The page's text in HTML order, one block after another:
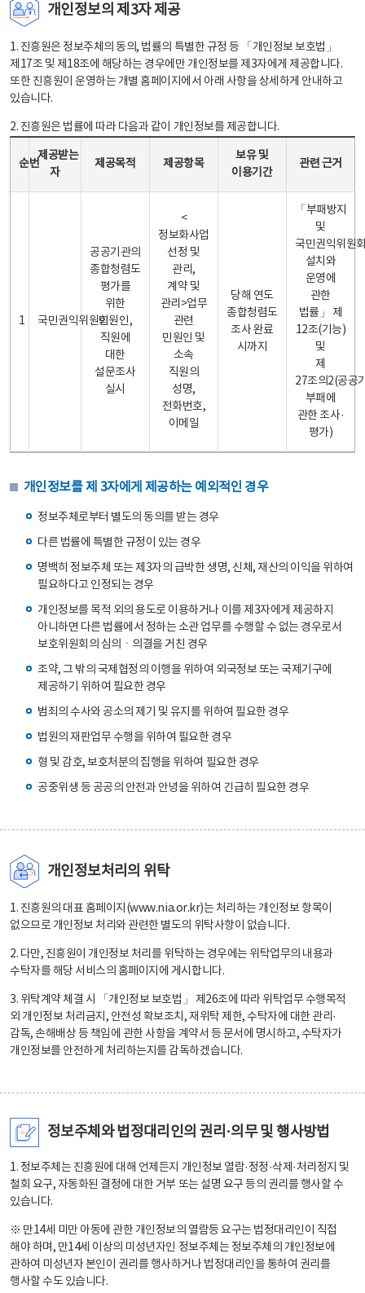
개인정보의 제3자 제공
1. 진흥원은 정보주체의 동의, 법률의 특별한 규정 등 「개인정보 보호법」
제17조 및 제18조에 해당하는 경우에만 개인정보를 제3자에게 제공합니다.
또한 진흥원이 운영하는 개별 홈페이지에서 아래 사항을 상세하게 안내하고
있습니다.
2. 진흥원은 법률에 따라 다음과 같이 개인정보를 제공합니다.
순번
제공받는
자
제공목적 제공항목
보유 및
이용기간
관련 근거
1 국민권익위원회
공공기관의
종합청렴도
평가를
위한
민원인,
직원에
대한
설문조사
실시
<
정보화사업
선정 및
관리,
계약 및
관리>업무
관련
민원인 및
소속
직원의
성명,
전화번호,
이메일
당해 연도
종합청렴도
조사 완료
시까지
「부패방지
및
국민권익위원
설치와
운영에
관한
법률」 제
12조(기능)
및
제
27조의2(공공
부패에
관한 조사·
평가)
개인정보를 제 3자에게 제공하는 예외적인 경우
정보주체로부터 별도의 동의를 받는 경우
다른 법률에 특별한 규정이 있는 경우
명백히 정보주체 또는 제3자의 급박한 생명, 신체, 재산의 이익을 위하여
필요하다고 인정되는 경우
개인정보를 목적 외의 용도로 이용하거나 이를 제3자에게 제공하지
아니하면 다른 법률에서 정하는 소관 업무를 수행할 수 없는 경우로서
보호위원회의 심의ㆍ의결을 거친 경우
조약, 그 밖의 국제협정의 이행을 위하여 외국정보 또는 국제기구에
제공하기 위하여 필요한 경우
범죄의 수사와 공소의 제기 및 유지를 위하여 필요한 경우
법원의 재판업무 수행을 위하여 필요한 경우
형 및 감호, 보호처분의 집행을 위하여 필요한 경우
공중위생 등 공공의 안전과 안녕을 위하여 긴급히 필요한 경우
개인정보처리의 위탁
1. 진흥원의 대표 홈페이지(www.nia.or.kr)는 처리하는 개인정보 항목이
없으므로 개인정보 처리와 관련한 별도의 위탁사항이 없습니다.
2. 다만, 진흥원이 개인정보 처리를 위탁하는 경우에는 위탁업무의 내용과
수탁자를 해당 서비스의 홈페이지에 게시합니다.
3. 위탁계약 체결 시 「개인정보 보호법」 제26조에 따라 위탁업무 수행목적
외 개인정보 처리금지, 안전성 확보조치, 재위탁 제한, 수탁자에 대한 관리·
감독, 손해배상 등 책임에 관한 사항을 계약서 등 문서에 명시하고, 수탁자가
개인정보를 안전하게 처리하는지를 감독하겠습니다.
정보주체와 법정대리인의 권리·의무 및 행사방법
1. 정보주체는 진흥원에 대해 언제든지 개인정보 열람·정정·삭제·처리정지 및
철회 요구, 자동화된 결정에 대한 거부 또는 설명 요구 등의 권리를 행사할 수
있습니다.
※ 만14세 미만 아동에 관한 개인정보의 열람등 요구는 법정대리인이 직접
해야 하며, 만14세 이상의 미성년자인 정보주체는 정보주체의 개인정보에
관하여 미성년자 본인이 권리를 행사하거나 법정대리인을 통하여 권리를
행사할 수도 있습니다.